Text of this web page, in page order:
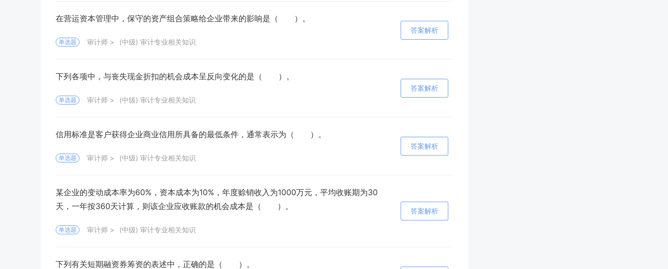
在营运资本管理中，保守的资产组合策略给企业带来的影响是（ ）。
单选题 审计师 (中级) 审计专业相关知识
答案解析
下列各项中，与丧失现金折扣的机会成本呈反向变化的是（ ）。
单选题 审计师 (中级) 审计专业相关知识
答案解析
信用标准是客户获得企业商业信用所具备的最低条件，通常表示为（ ）。
单选题 审计师 (中级) 审计专业相关知识
答案解析
某企业的变动成本率为60%，资本成本为10%，年度赊销收入为1000万元，平均收账期为30
天，一年按360天计算，则该企业应收账款的机会成本是（ ）。
单选题 审计师 (中级) 审计专业相关知识
答案解析
下列有关短期融资券筹资的表述中，正确的是（ ）。